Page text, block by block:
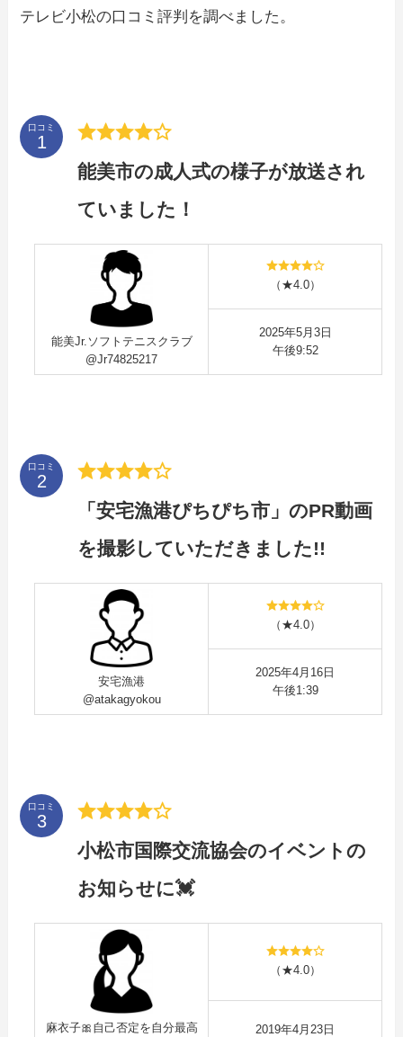
テレビ小松の口コミ評判を調べました。
口コミ
能美市の成人式の様子が放送され
ていました！
能美Jr.ソフトテニスクラブ
@Jr74825217
（★4.0）
2025年5月3日
午後9:52
口コミ
「安宅漁港ぴちぴち市」のPR動画
を撮影していただきました!!
安宅漁港
@atakagyokou
（★4.0）
2025年4月16日
午後1:39
口コミ
小松市国際交流協会のイベントの
お知らせに💓
麻衣子🎀自己否定を自分最高
（★4.0）
2019年4月23日